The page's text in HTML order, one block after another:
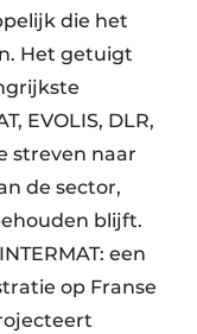
die het
Het getuigt
EVOLIS, DLR,
streven naar
de sector,
blijft.
een
op Franse